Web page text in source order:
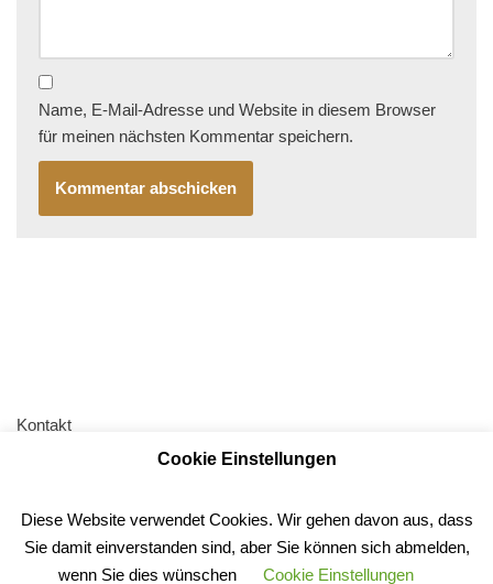
Name, E-Mail-Adresse und Website in diesem Browser
für meinen nächsten Kommentar speichern.
Kontakt
Datenschutz
Anfahrt
Cookie Einstellungen
Diese Website verwendet Cookies. Wir gehen davon aus, dass
Sie damit einverstanden sind, aber Sie können sich abmelden,
wenn Sie dies wünschen
Cookie Einstellungen